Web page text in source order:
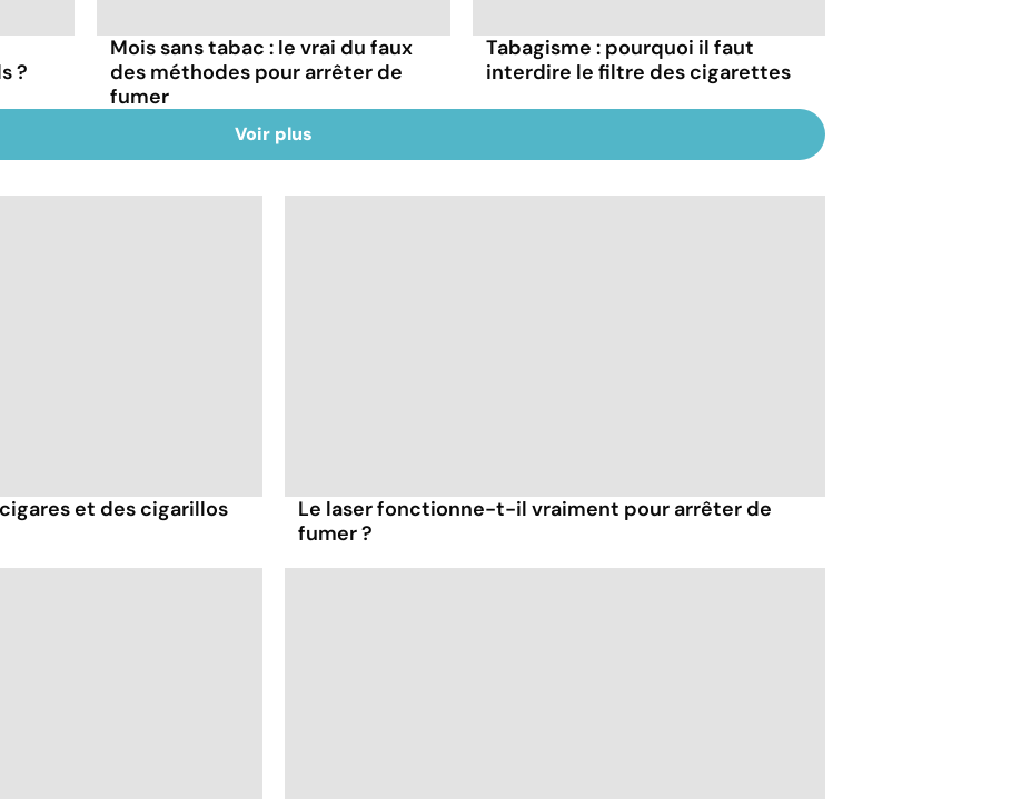
?
Mois sans tabac : le vrai du faux
des méthodes pour arrêter de
fumer
Tabagisme : pourquoi il faut
interdire le filtre des cigarettes
Voir plus
et des cigarillos
Le laser fonctionne-t-il vraiment pour arrêter de
fumer ?